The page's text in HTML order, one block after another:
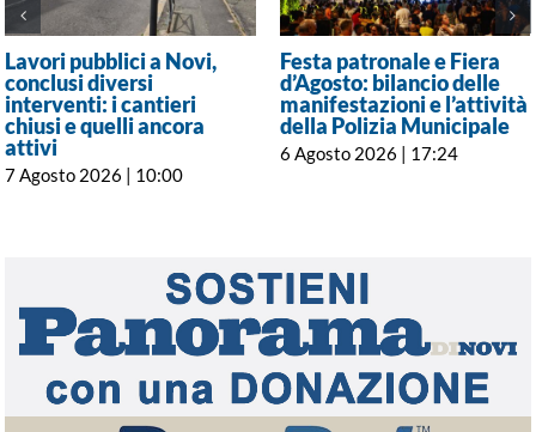
Lavori pubblici a Novi,
conclusi diversi
interventi: i cantieri
chiusi e quelli ancora
attivi
7 Agosto 2026 | 10:00
Festa patronale e Fiera
d’Agosto: bilancio delle
manifestazioni e l’attività
della Polizia Municipale
6 Agosto 2026 | 17:24